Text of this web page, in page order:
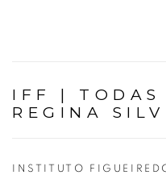
IFF | TODAS
REGINA
INSTITUTO